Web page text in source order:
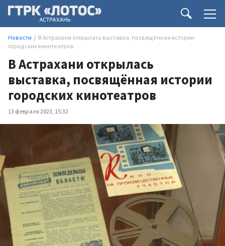
Новости
В Астрахани открылась выставка, посвящённая истории
городских кинотеатров
В Астрахани открылась
выставка, посвящённая истории
городских кинотеатров
13 февраля 2023, 15:32